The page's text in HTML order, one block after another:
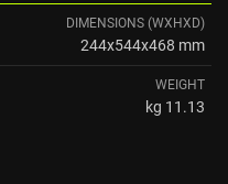
DIMENSIONS (WXHXD)
244x544x468 mm
WEIGHT
11.13 kg